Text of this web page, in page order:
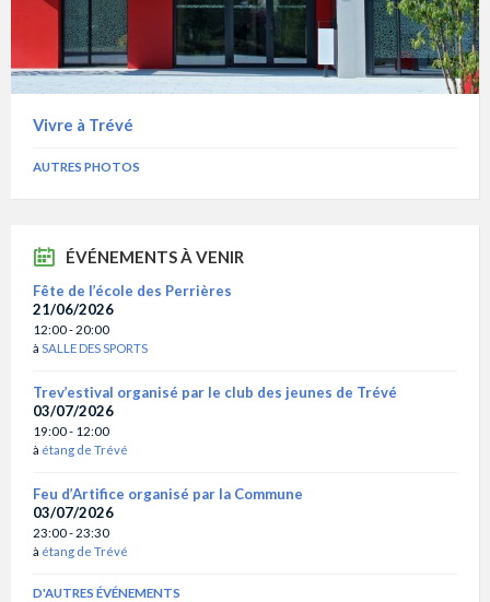
Vivre à Trévé
AUTRES PHOTOS
ÉVÉNEMENTS À VENIR
Fête de l’école des Perrières
21/06/2026
12:00 - 20:00
à SALLE DES SPORTS
Trev’estival organisé par le club des jeunes de Trévé
03/07/2026
19:00 - 12:00
à étang de Trévé
Feu d’Artifice organisé par la Commune
03/07/2026
23:00 - 23:30
à étang de Trévé
D'AUTRES ÉVÉNEMENTS